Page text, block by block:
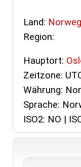
Land:
Region:
Hauptort:
Zeitzone:
Währung:
Sprache:
ISO2: NO |